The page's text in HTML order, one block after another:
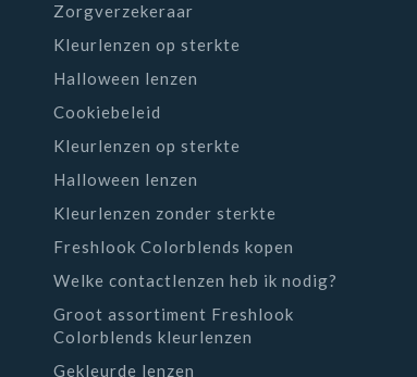
Zorgverzekeraar
Kleurlenzen op sterkte
Halloween lenzen
Cookiebeleid
Kleurlenzen op sterkte
Halloween lenzen
Kleurlenzen zonder sterkte
Freshlook Colorblends kopen
Welke contactlenzen heb ik nodig?
Groot assortiment Freshlook
Colorblends kleurlenzen
Gekleurde lenzen